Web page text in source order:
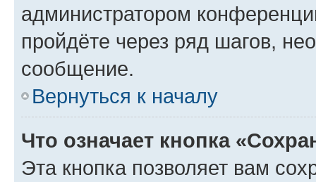
администратором
пройдёте через ряд шагов,
сообщение.
Вернуться к началу
Что означает кнопка
Эта кнопка позволяет вам